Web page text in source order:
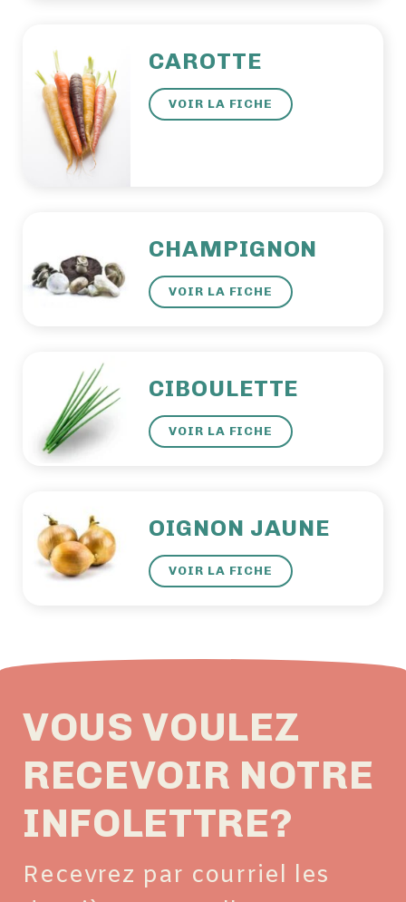
CAROTTE
VOIR LA FICHE
CHAMPIGNON
VOIR LA FICHE
CIBOULETTE
VOIR LA FICHE
OIGNON JAUNE
VOIR LA FICHE
VOUS VOULEZ
RECEVOIR NOTRE
INFOLETTRE?
Recevrez par courriel les